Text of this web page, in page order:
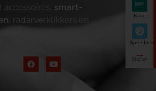
smart-
, radarverklikkers en
Base
Speedtest